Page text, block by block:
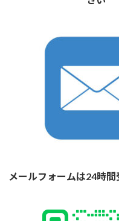
メールフォームは24時